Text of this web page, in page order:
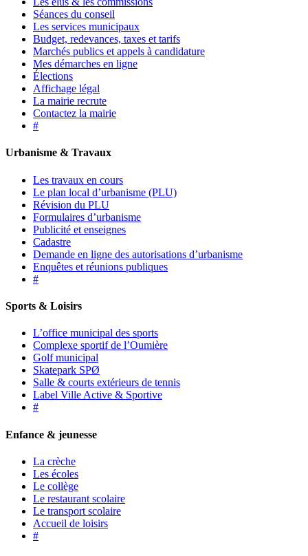
Séances du conseil
Les services municipaux
Budget, redevances, taxes et tarifs
Marchés publics et appels à candidature
Mes démarches en ligne
Élections
Affichage légal
La mairie recrute
Contactez la mairie
#
Urbanisme & Travaux
Les travaux en cours
Le plan local d’urbanisme (PLU)
Révision du PLU
Formulaires d’urbanisme
Publicité et enseignes
Cadastre
Demande en ligne des autorisations d’urbanisme
Enquêtes et réunions publiques
#
Sports & Loisirs
L’office municipal des sports
Complexe sportif de l’Oumière
Golf municipal
Skatepark SPØ
Salle & courts extérieurs de tennis
Label Ville Active & Sportive
#
Enfance & jeunesse
La crèche
Les écoles
Le collège
Le restaurant scolaire
Le transport scolaire
Accueil de loisirs
#